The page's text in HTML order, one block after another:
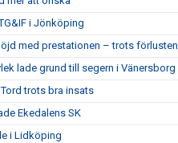
i Jönköping
med prestationen – trots förlusten
lade grund till segern i Vänersborg
trots bra insats
Ekedalens SK
i Lidköping